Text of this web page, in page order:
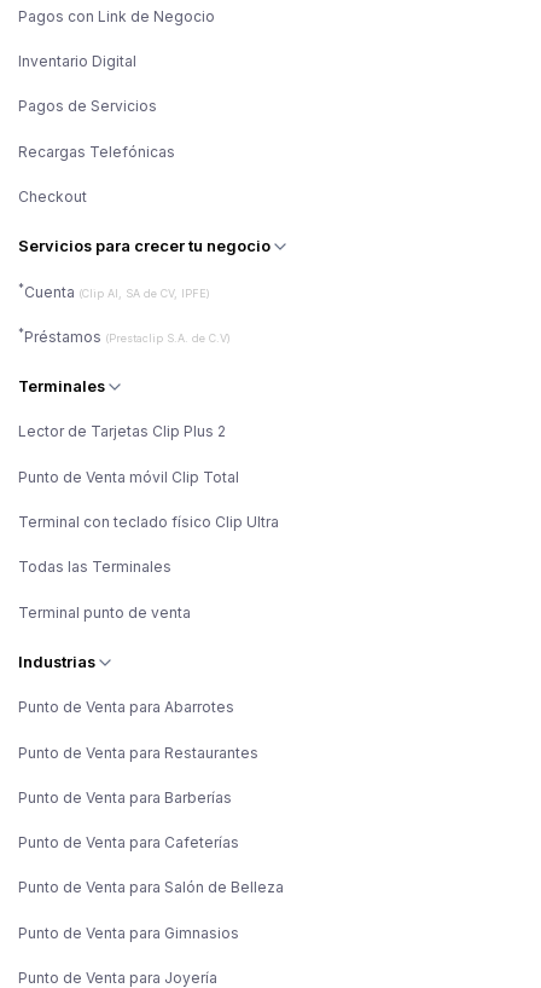
Terminales
Lector de Tarjetas Clip Plus 2
Punto de Venta móvil Clip Total
Terminal con teclado físico Clip Ultra
Todas las Terminales
Terminal punto de venta
Industrias
Punto de Venta para Abarrotes
Punto de Venta para Restaurantes
Punto de Venta para Barberías
Punto de Venta para Cafeterías
Punto de Venta para Salón de Belleza
Punto de Venta para Gimnasios
Punto de Venta para Joyería
Pagos con Link de Negocio
Inventario Digital
Pagos de Servicios
Recargas Telefónicas
Checkout
Servicios para crecer tu negocio
*Cuenta (Clip AI, SA de CV, IPFE)
*Préstamos (Prestaclip S.A. de C.V)